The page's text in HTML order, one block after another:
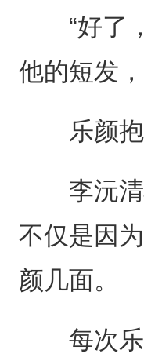
“好了，
他的短发
乐颜抱
李沅清
不仅是因
颜几面。
每次乐